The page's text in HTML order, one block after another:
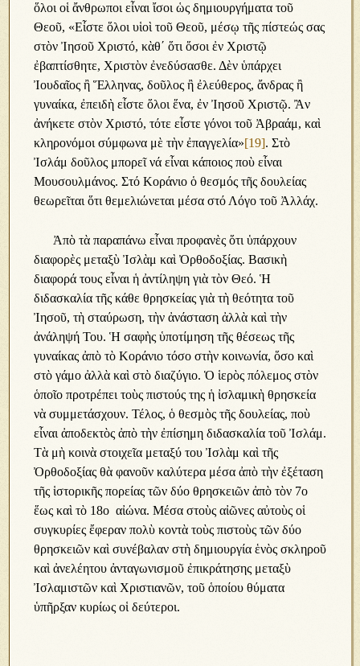
ὅλοι οἱ ἄνθρωποι εἶναι ἴσοι ὡς δημιουργήματα τοῦ
Θεοῦ, «Εἶστε ὅλοι υἱοὶ τοῦ Θεοῦ, μέσῳ τῆς πίστεώς σας
στὸν Ἰησοῦ Χριστό, κὰθ΄ ὅτι ὅσοι ἐν Χριστῷ
ἐβαπτίσθητε, Χριστὸν ἐνεδύσασθε. Δὲν ὑπάρχει
Ἰουδαῖος ἢ Ἕλληνας, δοῦλος ἢ ἐλεύθερος, ἄνδρας ἢ
γυναίκα, ἐπειδὴ εἶστε ὅλοι ἕνα, ἐν Ἰησοῦ Χριστῷ. Ἂν
ἀνήκετε στὸν Χριστό, τότε εἶστε γόνοι τοῦ Ἀβραάμ, καὶ
κληρονόμοι σύμφωνα μὲ τὴν ἐπαγγελία»[19]. Στὸ
Ἰσλάμ δοῦλος μπορεῖ νά εἶναι κάποιος ποὺ εἶναι
Μουσουλμάνος. Στό Κοράνιο ὁ θεσμός τῆς δουλείας
θεωρεῖται ὅτι θεμελιώνεται μέσα στό Λόγο τοῦ Ἀλλάχ.
Ἀπὸ τὰ παραπάνω εἶναι προφανὲς ὅτι ὑπάρχουν
διαφορὲς μεταξὺ Ἰσλὰμ καὶ Ὀρθοδοξίας. Βασικὴ
διαφορά τους εἶναι ἡ ἀντίληψη γιὰ τὸν Θεό. Ἡ
διδασκαλία τῆς κάθε θρησκείας γιὰ τὴ θεότητα τοῦ
Ἰησοῦ, τὴ σταύρωση, τὴν ἀνάσταση ἀλλὰ καὶ τὴν
ἀνάληψή Του. Ἡ σαφὴς ὑποτίμηση τῆς θέσεως τῆς
γυναίκας ἀπὸ τὸ Κοράνιο τόσο στὴν κοινωνία, ὅσο καὶ
στὸ γάμο ἀλλὰ καὶ στὸ διαζύγιο. Ὁ ἱερὸς πόλεμος στὸν
ὁποῖο προτρέπει τοὺς πιστούς της ἡ ἰσλαμικὴ θρησκεία
νὰ συμμετάσχουν. Τέλος, ὁ θεσμὸς τῆς δουλείας, ποὺ
εἶναι ἀποδεκτὸς ἀπὸ τὴν ἐπίσημη διδασκαλία τοῦ Ἰσλάμ.
Τὰ μὴ κοινὰ στοιχεῖα μεταξύ του Ἰσλὰμ καὶ τῆς
Ὀρθοδοξίας θὰ φανοῦν καλύτερα μέσα ἀπὸ τὴν ἐξέταση
τῆς ἱστορικῆς πορείας τῶν δύο θρησκειῶν ἀπὸ τὸν 7ο
ἕως καὶ τὸ 18ο αἰώνα. Μέσα στοὺς αἰῶνες αὐτοὺς οἱ
συγκυρίες ἔφεραν πολὺ κοντὰ τοὺς πιστοὺς τῶν δύο
θρησκειῶν καὶ συνέβαλαν στὴ δημιουργία ἑνὸς σκληροῦ
καὶ ἀνελέητου ἀνταγωνισμοῦ ἐπικράτησης μεταξὺ
Ἰσλαμιστῶν καὶ Χριστιανῶν, τοῦ ὁποίου θύματα
ὑπῆρξαν κυρίως οἱ δεύτεροι.